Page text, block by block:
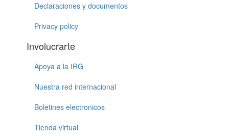
Declaraciones y documentos
Privacy policy
Involucrarte
Apoya a la IRG
Nuestra red internacional
Boletines electronicos
Tienda virtual